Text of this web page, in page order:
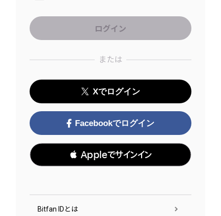
または
Xでログイン
Facebookでログイン
 Appleでサインイン
Bitfan IDとは